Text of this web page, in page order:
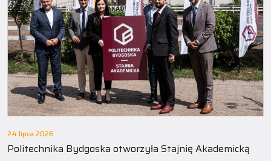
24 lipca 2026
Politechnika Bydgoska otworzyła Stajnię Akademicką